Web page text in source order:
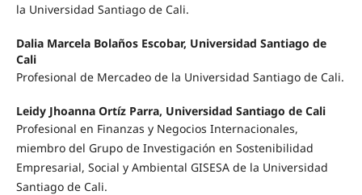
la Universidad Santiago de Cali.
Dalia Marcela Bolaños Escobar, Universidad Santiago de
Cali
Profesional de Mercadeo de la Universidad Santiago de Cali.
Leidy Jhoanna Ortíz Parra, Universidad Santiago de Cali
Profesional en Finanzas y Negocios Internacionales,
miembro del Grupo de Investigación en Sostenibilidad
Empresarial, Social y Ambiental GISESA de la Universidad
Santiago de Cali.